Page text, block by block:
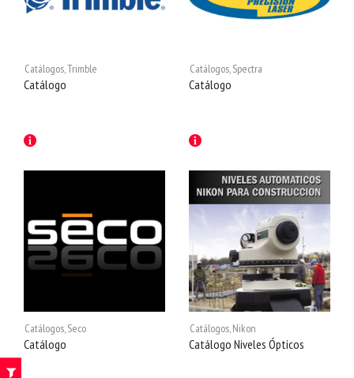
Catálogos,Trimble
Catálogo
Catálogos,Spectra
Catálogo
Catálogos,Seco
Catálogo
Catálogos,Nikon
Catálogo Niveles Ópticos